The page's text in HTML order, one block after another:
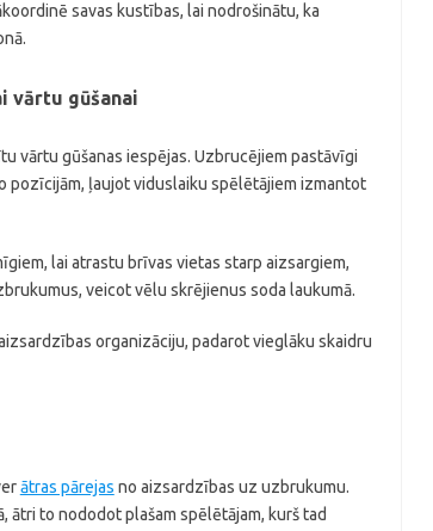
savas kustības, lai nodrošinātu, ka
vārtu gūšanai
vārtu gūšanas iespējas. Uzbrucējiem pastāvīgi
pozīcijām, ļaujot viduslaiku spēlētājiem izmantot
lai atrastu brīvas vietas starp aizsargiem,
veicot vēlu skrējienus soda laukumā.
organizāciju, padarot vieglāku skaidru
ātras pārejas no aizsardzības uz uzbrukumu.
ātri to nododot plašam spēlētājam, kurš tad